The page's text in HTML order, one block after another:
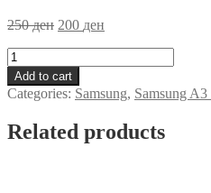
250ден 200 ден
Futrola
Samsung
A3
2017/320
quantity
Add to cart
Categories: Samsung, Samsung
Related products